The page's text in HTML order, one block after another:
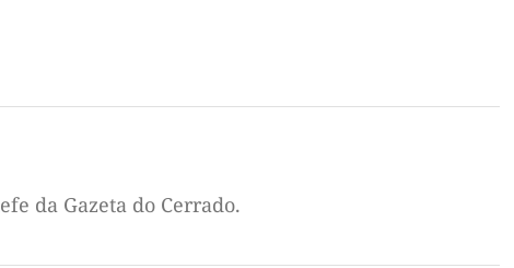
da Gazeta do Cerrado.